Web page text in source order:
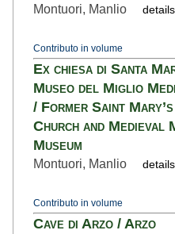
Montuori, Manlio
Contributo in volume
Ex chiesa di Santa
Museo del Miglio
/ Former Saint Mary’s
Church and Medieval
Museum
Montuori, Manlio
Contributo in volume
Cave di Arzo / Arzo